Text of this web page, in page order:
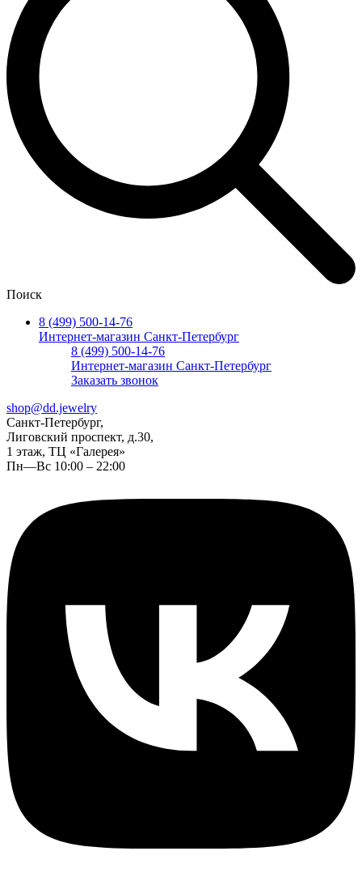
Поиск
8 (499) 500-14-76
Интернет-магазин Санкт-Петербург
8 (499) 500-14-76
Интернет-магазин Санкт-Петербург
Заказать звонок
shop@dd.jewelry
Санкт-Петербург,
Лиговский проспект, д.30,
1 этаж, ТЦ «Галерея»
Пн—Вс 10:00 – 22:00